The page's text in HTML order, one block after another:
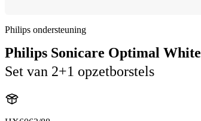
Philips ondersteuning
Philips Sonicare Optimal White
Set van 2+1 opzetborstels